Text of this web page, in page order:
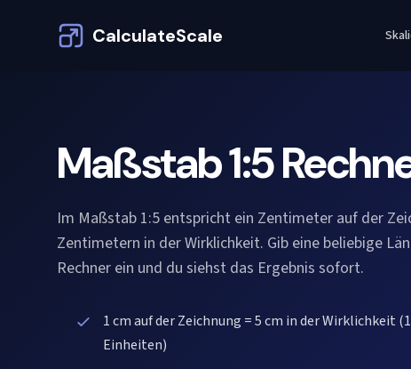
CalculateScale
Maßstab 1:5
Im Maßstab 1:5 entspricht ein Zentimeter auf der
Zentimetern in der Wirklichkeit. Gib eine beliebige
Rechner ein und du siehst das Ergebnis sofort.
1 cm auf der Zeichnung = 5 cm in der Wirklichkeit
Einheiten)